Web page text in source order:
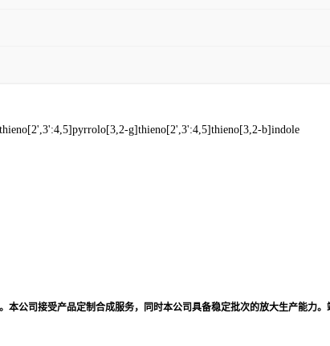
g]thieno[2',3':4,5]thieno[3,2-b]indole
公司接受产品定制合成服务，同时本公司具备稳定批次的放大生产能力。